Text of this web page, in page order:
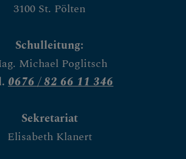
3100 St. Pölten
Schulleitung:
Michael Poglitsch
0676 / 82 66 11 346
Sekretariat
Elisabeth Klanert